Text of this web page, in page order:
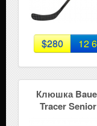
$280 12
Клюшка
Tracer